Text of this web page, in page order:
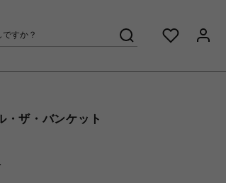
・ザ・バンケット